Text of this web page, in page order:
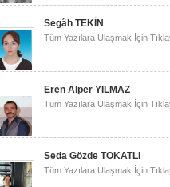
Segâh TEKİN
Tüm Yazılara Ulaşmak İçin
Eren Alper YILMAZ
Tüm Yazılara Ulaşmak İçin
Seda Gözde TOKATLI
Tüm Yazılara Ulaşmak İçin